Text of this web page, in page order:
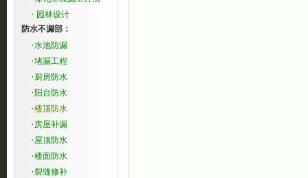
· 园林设计
防水不漏部：
·水池防漏
·堵漏工程
· 厨房防水
· 阳台防水
·楼顶防水
· 房屋补漏
· 屋顶防水
·楼面防水
·裂缝修补